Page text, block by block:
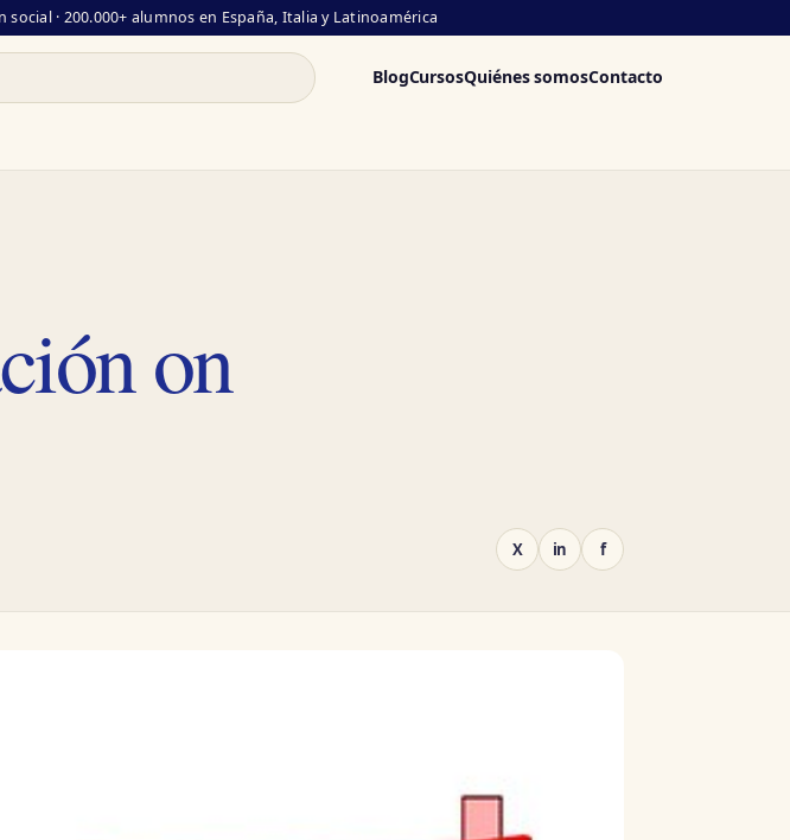
social · 200.000+ alumnos en España, Italia y Latinoamérica
BlogCursosQuiénes somosContacto
on
X in f